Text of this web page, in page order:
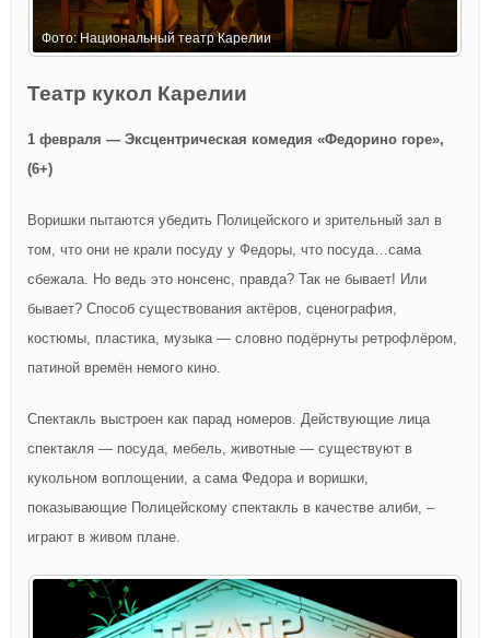
Фото: Национальный театр Карелии
Театр кукол Карелии
1 февраля — Эксцентрическая комедия «Федорино горе»,
(6+)
Воришки пытаются убедить Полицейского и зрительный зал в
том, что они не крали посуду у Федоры, что посуда…сама
сбежала. Но ведь это нонсенс, правда? Так не бывает! Или
бывает? Способ существования актёров, сценография,
костюмы, пластика, музыка — словно подёрнуты ретрофлёром,
патиной времён немого кино.
Спектакль выстроен как парад номеров. Действующие лица
спектакля — посуда, мебель, животные — существуют в
кукольном воплощении, а сама Федора и воришки,
показывающие Полицейскому спектакль в качестве алиби, –
играют в живом плане.